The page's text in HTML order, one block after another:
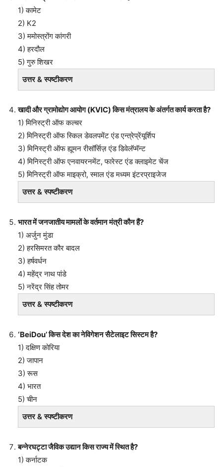
1) कामेट
2) K2
3) ममोस्त्रोंग कांगरी
4) हरदौल
5) गुरु शिखर
उत्तर & स्पष्टीकरण
खादी और ग्रामोद्योग आयोग (KVIC) किस मंत्रालय के अंतर्गत कार्य करता है?
1) मिनिस्ट्री ऑफ कल्चर
2) मिनिस्ट्री ऑफ स्किल डेवलपमेंट एंड एन्त्रेप्रेंयूर्शिप
3) मिनिस्ट्री ऑफ ह्यूमन रीसॉर्सिज़ एंड डिवेलॅप्मॅन्ट
4) मिनिस्ट्री ऑफ एनवायरनमेंट, फारेस्ट एंड क्लाइमेट चेंज
5) मिनिस्ट्री ऑफ माइक्रो, स्माल एंड मध्यम इंटरप्राइजेज
उत्तर & स्पष्टीकरण
भारत में जनजातीय मामलों के वर्तमान मंत्री कौन हैं?
1) अर्जुन मुंडा
2) हरसिमरत कौर बादल
3) हर्षवर्धन
4) महेंद्र नाथ पांडे
5) नरेंद्र सिंह तोमर
उत्तर & स्पष्टीकरण
‘BeiDou’ किस देश का नेविगेशन सैटेलाइट सिस्टम है?
1) दक्षिण कोरिया
2) जापान
3) रूस
4) भारत
5) चीन
उत्तर & स्पष्टीकरण
बन्नेरघट्टा जैविक उद्यान किस राज्य में स्थित है?
1) कर्नाटक